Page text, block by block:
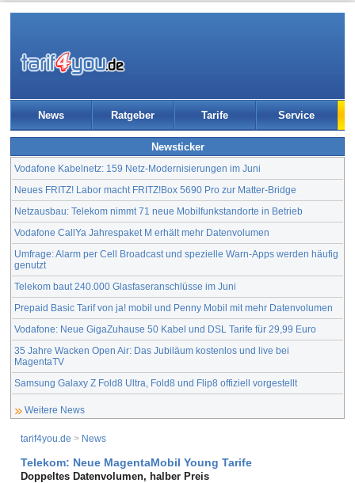
News Ratgeber Tarife Service
Newsticker
Vodafone Kabelnetz: 159 Netz-Modernisierungen im Juni
Neues FRITZ! Labor macht FRITZ!Box 5690 Pro zur Matter-Bridge
Netzausbau: Telekom nimmt 71 neue Mobilfunkstandorte in Betrieb
Vodafone CallYa Jahrespaket M erhält mehr Datenvolumen
Umfrage: Alarm per Cell Broadcast und spezielle Warn-Apps werden häufig
genutzt
Telekom baut 240.000 Glasfaseranschlüsse im Juni
Prepaid Basic Tarif von ja! mobil und Penny Mobil mit mehr Datenvolumen
Vodafone: Neue GigaZuhause 50 Kabel und DSL Tarife für 29,99 Euro
35 Jahre Wacken Open Air: Das Jubiläum kostenlos und live bei
MagentaTV
Samsung Galaxy Z Fold8 Ultra, Fold8 und Flip8 offiziell vorgestellt
Weitere News
tarif4you.de > News
Telekom: Neue MagentaMobil Young Tarife
Doppeltes Datenvolumen, halber Preis